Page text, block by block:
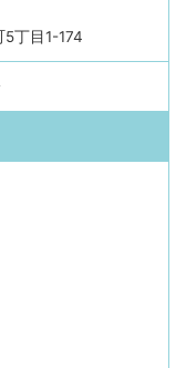
丁目1-174